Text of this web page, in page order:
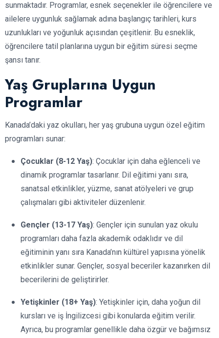
sunmaktadır. Programlar, esnek seçenekler ile öğrencilere ve
ailelere uygunluk sağlamak adına başlangıç tarihleri, kurs
uzunlukları ve yoğunluk açısından çeşitlenir. Bu esneklik,
öğrencilere tatil planlarına uygun bir eğitim süresi seçme
şansı tanır.
Yaş Gruplarına Uygun
Programlar
Kanada’daki yaz okulları, her yaş grubuna uygun özel eğitim
programları sunar:
Çocuklar (8-12 Yaş): Çocuklar için daha eğlenceli ve
dinamik programlar tasarlanır. Dil eğitimi yanı sıra,
sanatsal etkinlikler, yüzme, sanat atölyeleri ve grup
çalışmaları gibi aktiviteler düzenlenir.
Gençler (13-17 Yaş): Gençler için sunulan yaz okulu
programları daha fazla akademik odaklıdır ve dil
eğitiminin yanı sıra Kanada’nın kültürel yapısına yönelik
etkinlikler sunar. Gençler, sosyal beceriler kazanırken dil
becerilerini de geliştirirler.
Yetişkinler (18+ Yaş): Yetişkinler için, daha yoğun dil
kursları ve iş İngilizcesi gibi konularda eğitim verilir.
Ayrıca, bu programlar genellikle daha özgür ve bağımsız